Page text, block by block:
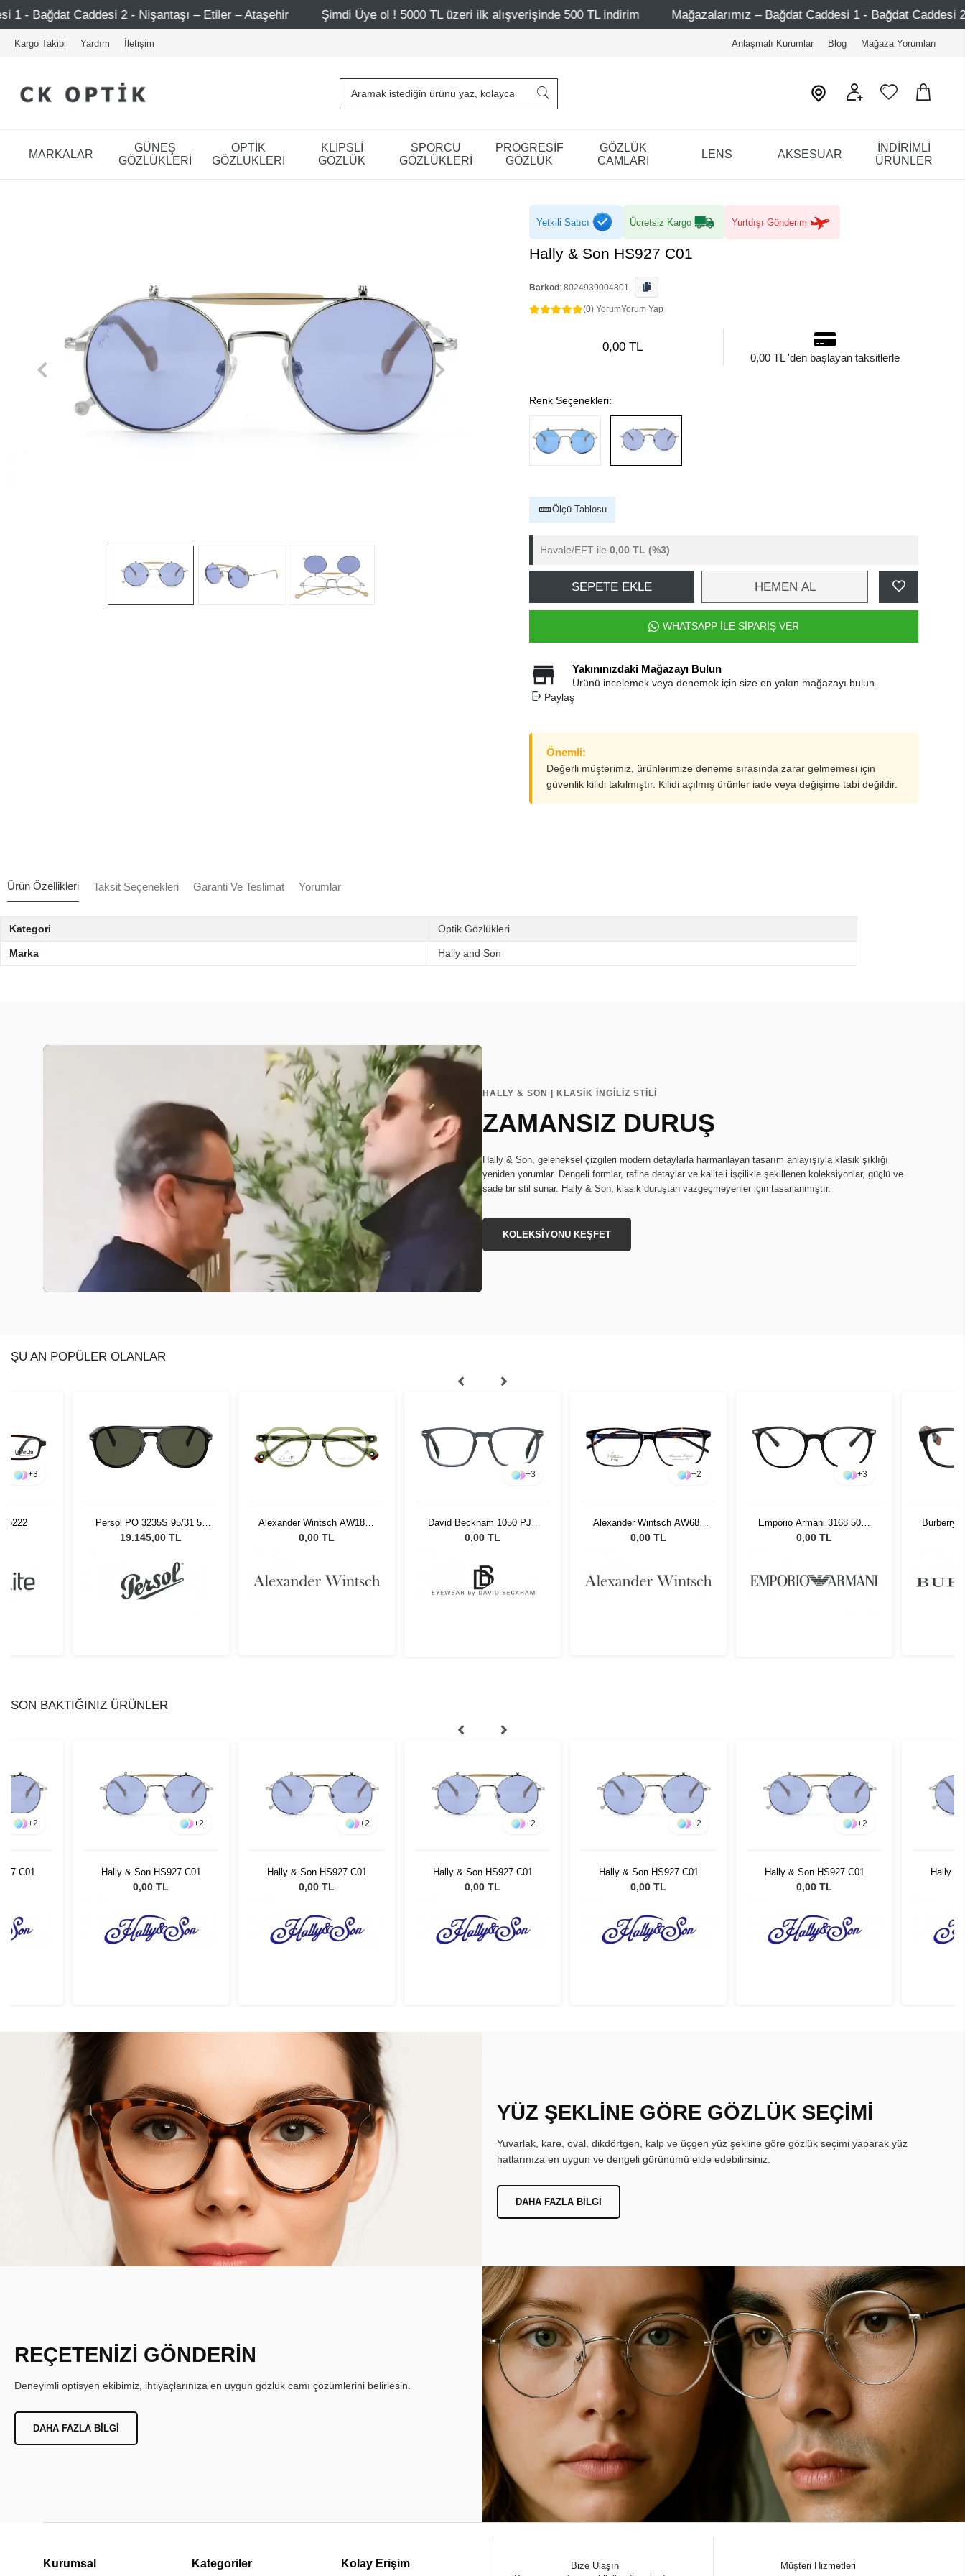
2 - Nişantaşı – Etiler – Ataşehir Şimdi Üye ol ! 5000 TL üzeri ilk alışverişinde 500 TL indirim Mağazalarımız – Bağdat Caddesi 1 - Bağdat Caddesi 2 - Nişantaşı –
Kargo Takibi Yardım İletişim Anlaşmalı Kurumlar Blog Mağaza Yorumları
MARKALAR
GÜNEŞ
GÖZLÜKLERİ
OPTİK
GÖZLÜKLERİ
KLİPSLİ
GÖZLÜK
SPORCU
GÖZLÜKLERİ
PROGRESİF
GÖZLÜK
GÖZLÜK
CAMLARI
LENS AKSESUAR
İNDİRİMLİ
ÜRÜNLER
Yetkili Satıcı Ücretsiz Kargo Yurtdışı Gönderim
Hally & Son HS927 C01
Barkod : 8024939004801
(0) YorumYorum Yap
0,00 TL
0,00 TL 'den başlayan taksitlerle
Renk Seçenekleri:
Ölçü Tablosu
Havale/EFT ile 0,00 TL (%3)
SEPETE EKLE HEMEN AL
WHATSAPP İLE SİPARİŞ VER
Yakınınızdaki Mağazayı Bulun
Ürünü incelemek veya denemek için size en yakın mağazayı bulun.
Paylaş
Önemli:
Değerli müşterimiz, ürünlerimize deneme sırasında zarar gelmemesi için
güvenlik kilidi takılmıştır. Kilidi açılmış ürünler iade veya değişime tabi değildir.
Ürün Özellikleri Taksit Seçenekleri Garanti Ve Teslimat Yorumlar
Kategori Optik Gözlükleri
Marka Hally and Son
HALLY & SON | KLASİK İNGİLİZ STİLİ
ZAMANSIZ DURUŞ
Hally & Son, geleneksel çizgileri modern detaylarla harmanlayan tasarım anlayışıyla klasik şıklığı
yeniden yorumlar. Dengeli formlar, rafine detaylar ve kaliteli işçilikle şekillenen koleksiyonlar, güçlü ve
sade bir stil sunar. Hally & Son, klasik duruştan vazgeçmeyenler için tasarlanmıştır.
KOLEKSİYONU KEŞFET
ŞU AN POPÜLER OLANLAR
+3
5222
Persol PO 3235S 95/31 55
Unisex Güneş Gözlüğü
19.145,00 TL
Alexander Wintsch AW1802
C4
0,00 TL
+3
David Beckham 1050 PJP
4920 75460
0,00 TL
+2
Alexander Wintsch AW681
C4
0,00 TL
+3
Emporio Armani 3168 5001
52
0,00 TL
Burberry
SON BAKTIĞINIZ ÜRÜNLER
+2
C01
+2
Hally & Son HS927 C01
0,00 TL
+2
Hally & Son HS927 C01
0,00 TL
+2
Hally & Son HS927 C01
0,00 TL
+2
Hally & Son HS927 C01
0,00 TL
+2
Hally & Son HS927 C01
0,00 TL
Hally &
YÜZ ŞEKLİNE GÖRE GÖZLÜK SEÇİMİ
Yuvarlak, kare, oval, dikdörtgen, kalp ve üçgen yüz şekline göre gözlük seçimi yaparak yüz
hatlarınıza en uygun ve dengeli görünümü elde edebilirsiniz.
DAHA FAZLA BILGI
REÇETENİZİ GÖNDERİN
Deneyimli optisyen ekibimiz, ihtiyaçlarınıza en uygun gözlük camı çözümlerini belirlesin.
DAHA FAZLA BILGI
Kurumsal Kategoriler Kolay Erişim
Bize Ulaşın
Müşteri Hizmetleri